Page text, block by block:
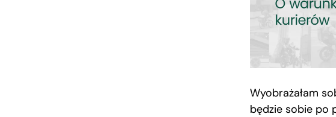
Wyobrażałam
będzie sobie po